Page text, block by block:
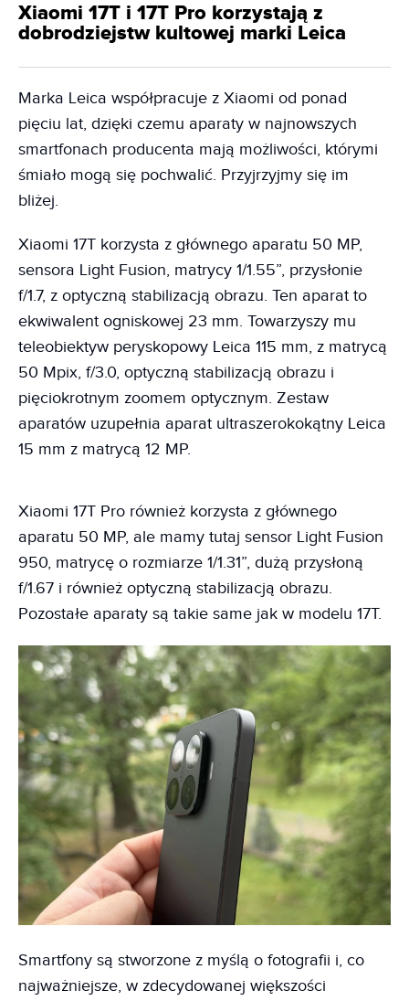
Xiaomi 17T i 17T Pro korzystają z
dobrodziejstw kultowej marki Leica
Marka Leica współpracuje z Xiaomi od ponad
pięciu lat, dzięki czemu aparaty w najnowszych
smartfonach producenta mają możliwości, którymi
śmiało mogą się pochwalić. Przyjrzyjmy się im
bliżej.
Xiaomi 17T korzysta z głównego aparatu 50 MP,
sensora Light Fusion, matrycy 1/1.55”, przysłonie
f/1.7, z optyczną stabilizacją obrazu. Ten aparat to
ekwiwalent ogniskowej 23 mm. Towarzyszy mu
teleobiektyw peryskopowy Leica 115 mm, z matrycą
50 Mpix, f/3.0, optyczną stabilizacją obrazu i
pięciokrotnym zoomem optycznym. Zestaw
aparatów uzupełnia aparat ultraszerokokątny Leica
15 mm z matrycą 12 MP.
Xiaomi 17T Pro również korzysta z głównego
aparatu 50 MP, ale mamy tutaj sensor Light Fusion
950, matrycę o rozmiarze 1/1.31”, dużą przysłoną
f/1.67 i również optyczną stabilizacją obrazu.
Pozostałe aparaty są takie same jak w modelu 17T.
Smartfony są stworzone z myślą o fotografii i, co
najważniejsze, w zdecydowanej większości